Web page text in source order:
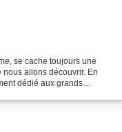
se cache toujours une
nous allons découvrir. En
dédié aux grands